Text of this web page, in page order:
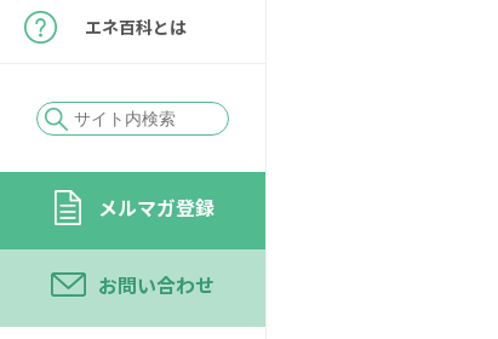
エネ百科とは
メルマガ登録
お問い合わせ